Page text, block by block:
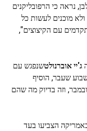
נראה כי הרפובליקנים
מוכנים לעשות כל
עם הקיצוצים",
ג'יי אוברנולטשנפגש עם
שעבר, הוסיף
וזה בדיוק מה שהם
הצביעו בעד